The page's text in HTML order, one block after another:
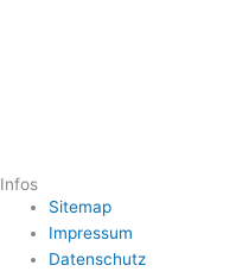
Infos
Sitemap
Impressum
Datenschutz